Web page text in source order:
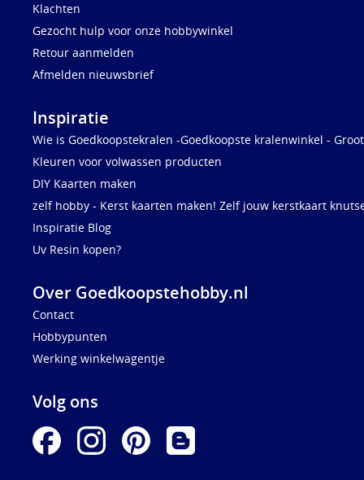
Klachten
Gezocht hulp voor onze hobbywinkel
Retour aanmelden
Afmelden nieuwsbrief
Inspiratie
Wie is Goedkoopstekralen -Goedkoopste kralenwinkel -
Kleuren voor volwassen producten
DIY Kaarten maken
zelf hobby - Kerst kaarten maken! Zelf jouw kerstkaart
Inspiratie Blog
Uv Resin kopen?
Over Goedkoopstehobby.nl
Contact
Hobbypunten
Werking winkelwagentje
Volg ons